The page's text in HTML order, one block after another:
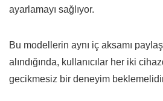
ayarlamayı sağlıyor.
Bu modellerin aynı iç aksamı
alındığında, kullanıcılar her iki
gecikmesiz bir deneyim